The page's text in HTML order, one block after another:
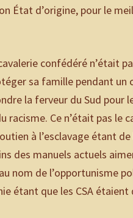
État d’origine, pour le
confédéré n’était
sa famille pendant
la ferveur du Sud
Ce n’était pas le
à l’esclavage étant
des manuels actuels
nom de l’opportunisme
étant que les CSA